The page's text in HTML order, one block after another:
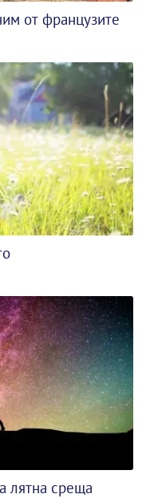
от французите
лятна среща